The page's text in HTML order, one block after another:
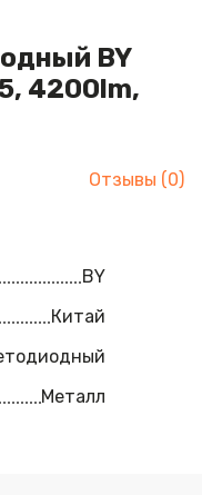
BY
4200lm,
Отзывы (0)
BY
Китай
Металл